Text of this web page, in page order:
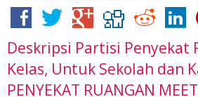
Deskripsi Partisi Penyekat
Kelas, Untuk Sekolah dan
PENYEKAT RUANGAN